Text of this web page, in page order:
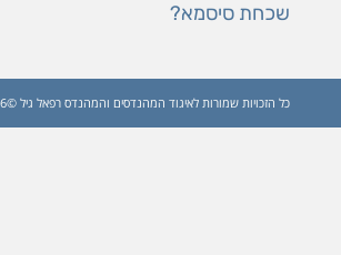
שכחת סיסמא?
כל הזכויות שמורות לאיגוד המהנדסים והמהנדס רפאל גיל ©2026 (עדכון: 2026)